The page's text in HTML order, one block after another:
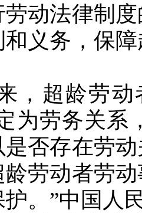
动法律制
义务，保
，超龄劳
为劳务关系
否存在劳
劳动者劳
。”中国人